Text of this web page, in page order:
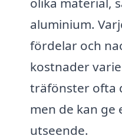
aluminium.
fördelar och
kostnader
träfönster ofta
men de kan
utseende.